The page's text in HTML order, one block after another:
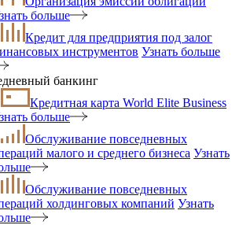
больше
Кредит для предприятия под залог
инструментов Узнать больше
банкинг
Кредитная карта World Elite Business
больше
Обслуживание повседневных
малого и среднего бизнеса Узнать
Обслуживание повседневных
холдинговых компаний Узнать